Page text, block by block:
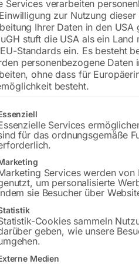
€ 5,40
inkl.
Bitte
Services verarbeiten
zur Nutzung
Ihrer Daten in den
stuft die USA als ein
Standards ein. Es besteht
personenbezogene
ohne dass für
besteht.
eine Liste der Service-Gruppen,
Services
für das ordnungsgemäße
Services werden
um personalisierte
sie Besucher über
Cookies sammeln
geben, wie unsere
Medien